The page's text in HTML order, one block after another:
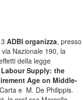
ADBI organizza, presso
Nazionale 190, la
della legge
Supply: the
Age on Middle-
e M. De Philippis.